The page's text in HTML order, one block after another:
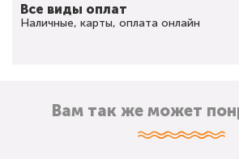
Все виды оплат
Наличные, карты, оплата онлайн
Вам так же может